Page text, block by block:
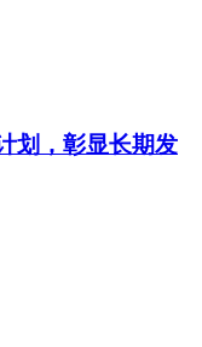
划，彰显长期发